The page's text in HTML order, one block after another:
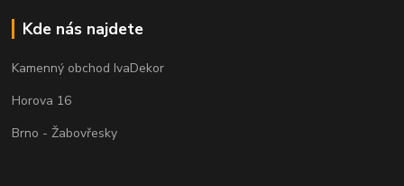
Kde nás najdete
Kamenný obchod IvaDekor
Horova 16
Brno - Žabovřesky